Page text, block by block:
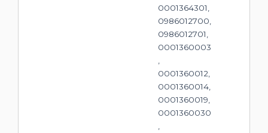
0001364301,
0986012700,
0986012701,
0001360003
0001360012,
0001360014,
0001360019,
0001360030